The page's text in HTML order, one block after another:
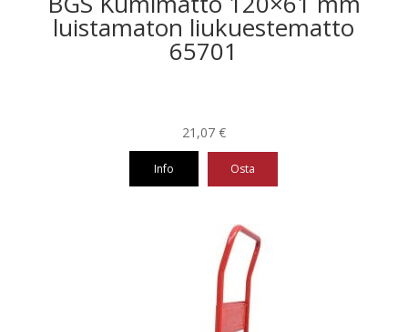
luistamaton liukuestematto
65701
21,07 €
Info Osta